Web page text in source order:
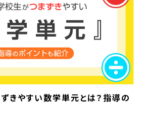
きやすい数学単元とは？指導の